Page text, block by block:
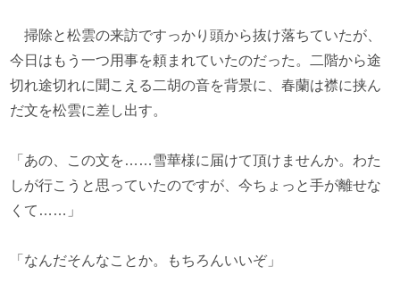
掃除と松雲の来訪ですっかり頭から抜け落ちていたが、
今日はもう一つ用事を頼まれていたのだった。二階から途
切れ途切れに聞こえる二胡の音を背景に、春蘭は襟に挟ん
だ文を松雲に差し出す。
「あの、この文を……雪華様に届けて頂けませんか。わた
しが行こうと思っていたのですが、今ちょっと手が離せな
くて……」
「なんだそんなことか。もちろんいいぞ」